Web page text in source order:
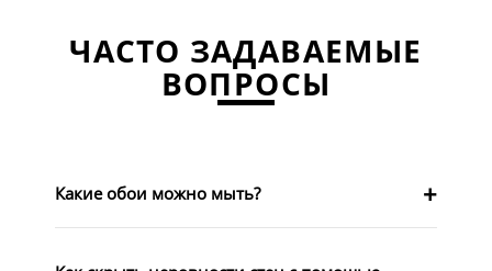
ЧАСТО ЗАДАВАЕМЫЕ
ВОПРОСЫ
Какие обои можно мыть?